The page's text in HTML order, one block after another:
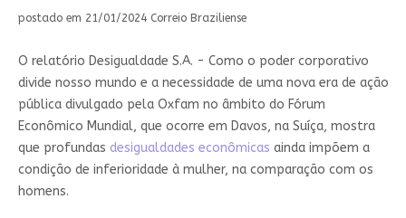
postado em 21/01/2024 Correio Braziliense
O relatório Desigualdade S.A. - Como o poder corporativo
divide nosso mundo e a necessidade de uma nova era de ação
pública divulgado pela Oxfam no âmbito do Fórum
Econômico Mundial, que ocorre em Davos, na Suíça, mostra
que profundas desigualdades econômicas ainda impõem a
condição de inferioridade à mulher, na comparação com os
homens.